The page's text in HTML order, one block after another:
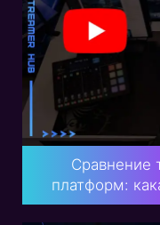
Сравнение
платформ: